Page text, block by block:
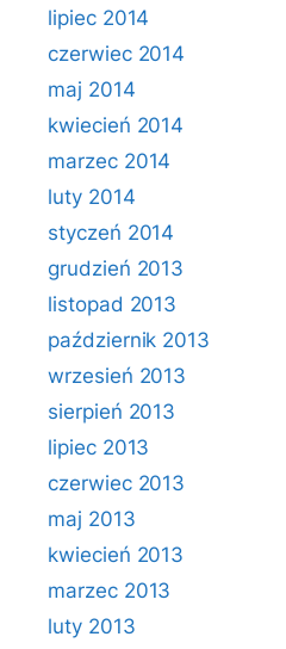
lipiec 2014
czerwiec 2014
maj 2014
kwiecień 2014
marzec 2014
luty 2014
styczeń 2014
grudzień 2013
listopad 2013
październik 2013
wrzesień 2013
sierpień 2013
lipiec 2013
czerwiec 2013
maj 2013
kwiecień 2013
marzec 2013
luty 2013